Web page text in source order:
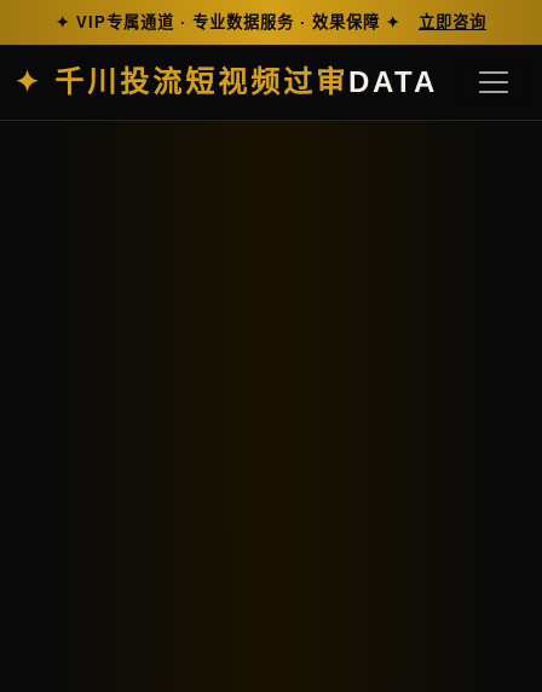
✦ VIP专属通道 · 专业数据服务 · 效果保障 ✦ 立即咨询
✦ 千川投流短视频过审DATA